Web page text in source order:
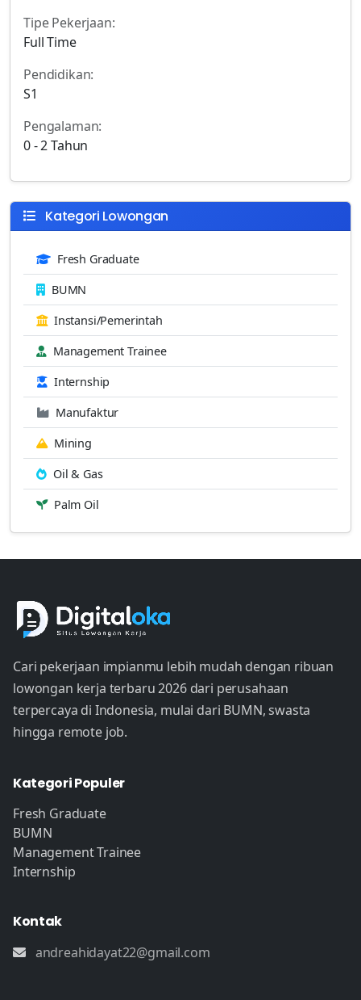
Tipe Pekerjaan:
Full Time
Pendidikan:
S1
Pengalaman:
0 - 2 Tahun
Kategori Lowongan
Fresh Graduate
BUMN
Instansi/Pemerintah
Management Trainee
Internship
Manufaktur
Mining
Oil & Gas
Palm Oil
Cari pekerjaan impianmu lebih mudah dengan ribuan
lowongan kerja terbaru 2026 dari perusahaan
terpercaya di Indonesia, mulai dari BUMN, swasta
hingga remote job.
Kategori Populer
Fresh Graduate
BUMN
Management Trainee
Internship
Kontak
andreahidayat22@gmail.com